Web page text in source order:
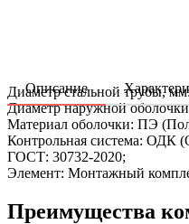
Описание
Диаметр стальной трубы,
Диаметр наружной
Материал оболочки: ПЭ
Контрольная система: ОДК
ГОСТ: 30732-2020;
Элемент: Монтажный
Преимущества